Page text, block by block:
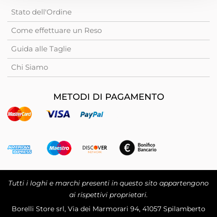
Stato dell'Ordine
Come effettuare un Reso
Guida alle Taglie
Chi Siamo
METODI DI PAGAMENTO
Tutti i loghi e marchi presenti in questo sito appartengono
ai rispettivi proprietari.
Borelli Store srl, Via dei Marmorari 94, 41057 Spilamberto